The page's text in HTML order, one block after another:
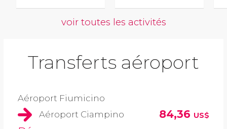
voir toutes les activités
Transferts aéroport
Aéroport Fiumicino
Aéroport Ciampino
84,36 US$